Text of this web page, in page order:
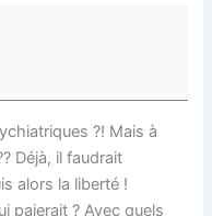
?! Mais à
Déjà, il faudrait
alors la liberté !
paierait ? Avec quels